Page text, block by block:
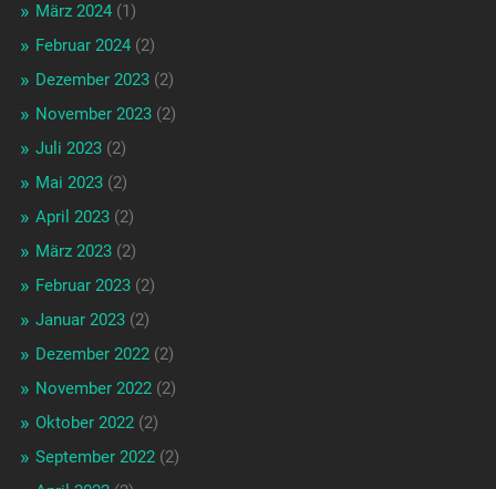
März 2024(1)
Februar 2024(2)
Dezember 2023(2)
November 2023(2)
Juli 2023(2)
Mai 2023(2)
April 2023(2)
März 2023(2)
Februar 2023(2)
Januar 2023(2)
Dezember 2022(2)
November 2022(2)
Oktober 2022(2)
September 2022(2)